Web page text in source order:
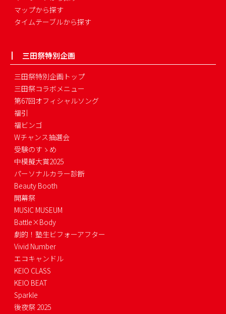
マップから探す
タイムテーブルから探す
三田祭特別企画
三田祭特別企画トップ
三田祭コラボメニュー
第67回オフィシャルソング
福引
福ビンゴ
Wチャンス抽選会
受験のすゝめ
中模擬大賞2025
パーソナルカラー診断
Beauty Booth
開幕祭
MUSIC MUSEUM
Battle×Body
劇的！塾生ビフォーアフター
Vivid Number
エコキャンドル
KEIO CLASS
KEIO BEAT
Sparkle
後夜祭 2025